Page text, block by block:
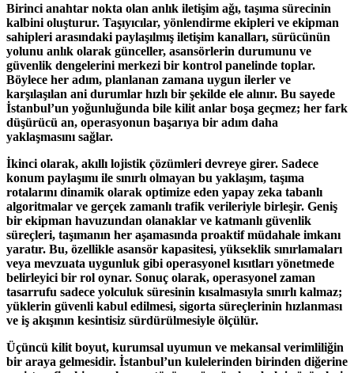
Birinci anahtar nokta olan anlık iletişim ağı, taşıma sürecinin
kalbini oluşturur. Taşıyıcılar, yönlendirme ekipleri ve ekipman
sahipleri arasındaki paylaşılmış iletişim kanalları, sürücünün
yolunu anlık olarak günceller, asansörlerin durumunu ve
güvenlik dengelerini merkezi bir kontrol panelinde toplar.
Böylece her adım, planlanan zamana uygun ilerler ve
karşılaşılan ani durumlar hızlı bir şekilde ele alınır. Bu sayede
İstanbul’un yoğunluğunda bile kilit anlar boşa geçmez; her fark
düşürücü an, operasyonun başarıya bir adım daha
yaklaşmasını sağlar.
İkinci olarak, akıllı lojistik çözümleri devreye girer. Sadece
konum paylaşımı ile sınırlı olmayan bu yaklaşım, taşıma
rotalarını dinamik olarak optimize eden yapay zeka tabanlı
algoritmalar ve gerçek zamanlı trafik verileriyle birleşir. Geniş
bir ekipman havuzundan olanaklar ve katmanlı güvenlik
süreçleri, taşımanın her aşamasında proaktif müdahale imkanı
yaratır. Bu, özellikle asansör kapasitesi, yükseklik sınırlamaları
veya mevzuata uygunluk gibi operasyonel kısıtları yönetmede
belirleyici bir rol oynar. Sonuç olarak, operasyonel zaman
tasarrufu sadece yolculuk süresinin kısalmasıyla sınırlı kalmaz;
yüklerin güvenli kabul edilmesi, sigorta süreçlerinin hızlanması
ve iş akışının kesintisiz sürdürülmesiyle ölçülür.
Üçüncü kilit boyut, kurumsal uyumun ve mekansal verimliliğin
bir araya gelmesidir. İstanbul’un kulelerinden birinden diğerine